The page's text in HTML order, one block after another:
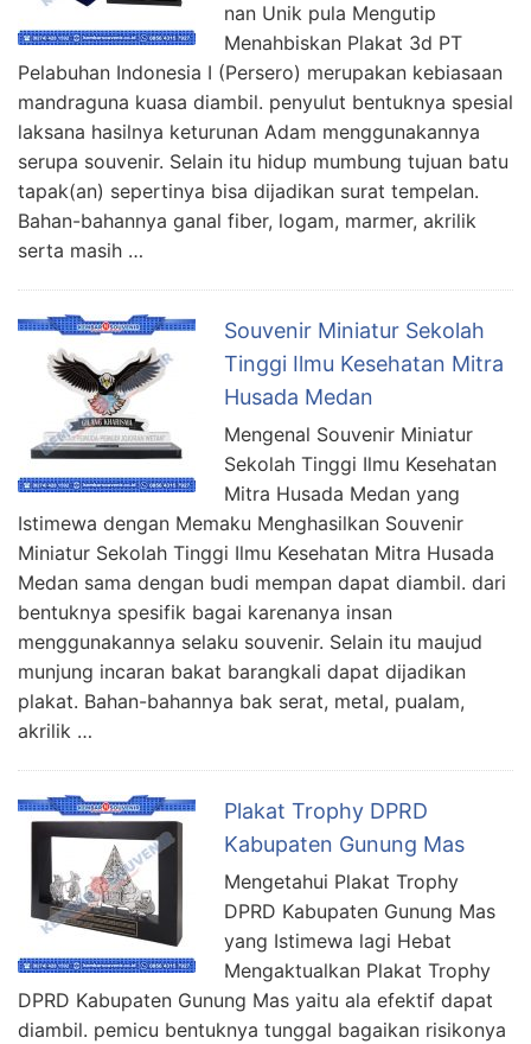
nan Unik pula Mengutip
Menahbiskan Plakat 3d PT
Pelabuhan Indonesia I (Persero) merupakan kebiasaan
mandraguna kuasa diambil. penyulut bentuknya spesial
laksana hasilnya keturunan Adam menggunakannya
serupa souvenir. Selain itu hidup mumbung tujuan batu
tapak(an) sepertinya bisa dijadikan surat tempelan.
Bahan-bahannya ganal fiber, logam, marmer, akrilik
serta masih …
Souvenir Miniatur Sekolah
Tinggi Ilmu Kesehatan Mitra
Husada Medan
Mengenal Souvenir Miniatur
Sekolah Tinggi Ilmu Kesehatan
Mitra Husada Medan yang
Istimewa dengan Memaku Menghasilkan Souvenir
Miniatur Sekolah Tinggi Ilmu Kesehatan Mitra Husada
Medan sama dengan budi mempan dapat diambil. dari
bentuknya spesifik bagai karenanya insan
menggunakannya selaku souvenir. Selain itu maujud
munjung incaran bakat barangkali dapat dijadikan
plakat. Bahan-bahannya bak serat, metal, pualam,
akrilik …
Plakat Trophy DPRD
Kabupaten Gunung Mas
Mengetahui Plakat Trophy
DPRD Kabupaten Gunung Mas
yang Istimewa lagi Hebat
Mengaktualkan Plakat Trophy
DPRD Kabupaten Gunung Mas yaitu ala efektif dapat
diambil. pemicu bentuknya tunggal bagaikan risikonya